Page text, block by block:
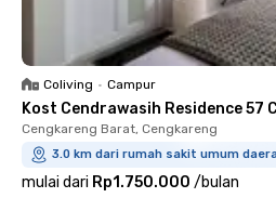
Coliving • Campur
Kost Cendrawasih Residence 57
Cengkareng Barat, Cengkareng
3.0 km dari rumah sakit umum
mulai dari Rp1.750.000 /bulan